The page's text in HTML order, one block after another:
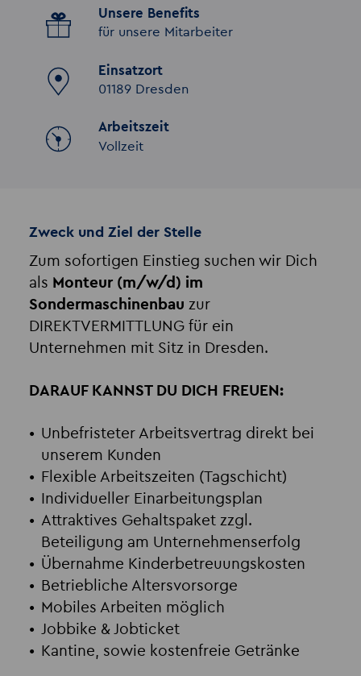
Unsere Benefits
für unsere Mitarbeiter
Einsatzort
01189 Dresden
Arbeitszeit
Vollzeit
Zweck und Ziel der Stelle
Zum sofortigen Einstieg suchen wir Dich
als Monteur (m/w/d) im
Sondermaschinenbau zur
DIREKTVERMITTLUNG für ein
Unternehmen mit Sitz in Dresden.
DARAUF KANNST DU DICH FREUEN:
Unbefristeter Arbeitsvertrag direkt bei
unserem Kunden
Flexible Arbeitszeiten (Tagschicht)
Individueller Einarbeitungsplan
Attraktives Gehaltspaket zzgl.
Beteiligung am Unternehmenserfolg
Übernahme Kinderbetreuungskosten
Betriebliche Altersvorsorge
Mobiles Arbeiten möglich
Jobbike & Jobticket
Kantine, sowie kostenfreie Getränke